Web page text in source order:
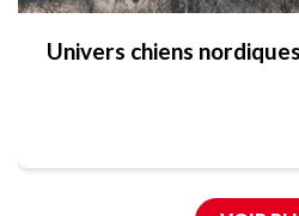
Univers chiens nordiques